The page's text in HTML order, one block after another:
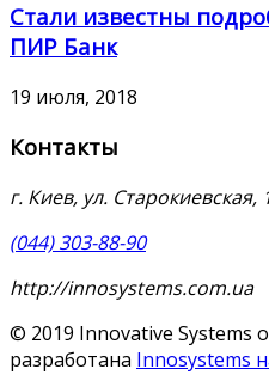
Стали известны
ПИР Банк
19 июля, 2018
Контакты
г. Киев, ул. Старокиевская,
(044) 303-88-90
http://innosystems.com.ua
© 2019 Innovative Systems
разработана Innosystems